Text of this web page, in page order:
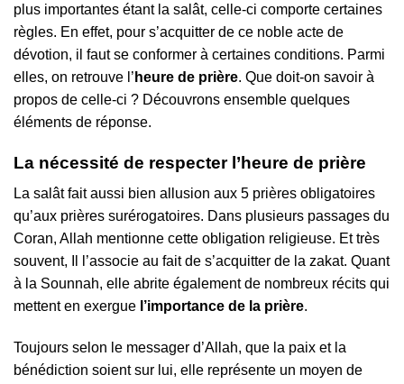
plus importantes étant la salât, celle-ci comporte certaines
règles. En effet, pour s’acquitter de ce noble acte de
dévotion, il faut se conformer à certaines conditions. Parmi
elles, on retrouve l’ heure de prière. Que doit-on savoir à
propos de celle-ci ? Découvrons ensemble quelques
éléments de réponse.
La nécessité de respecter l’heure de prière
La salât fait aussi bien allusion aux 5 prières obligatoires
qu’aux prières surérogatoires. Dans plusieurs passages du
Coran, Allah mentionne cette obligation religieuse. Et très
souvent, Il l’associe au fait de s’acquitter de la zakat. Quant
à la Sounnah, elle abrite également de nombreux récits qui
mettent en exergue l’importance de la prière.
Toujours selon le messager d’Allah, que la paix et la
bénédiction soient sur lui, elle représente un moyen de